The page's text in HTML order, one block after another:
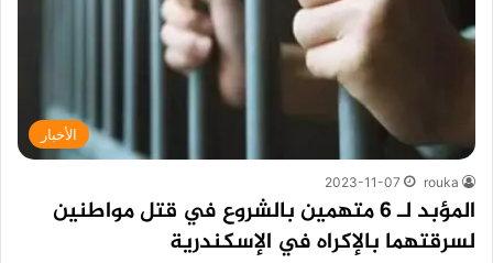
الأخبار
rouka
2023-11-07
المؤبد لـ 6 متهمين بالشروع في قتل مواطنين
لسرقتهما بالإكراه في الإسكندرية